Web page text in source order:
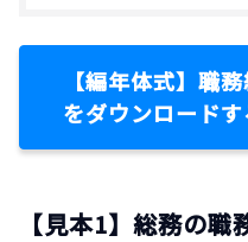
【編年体式】職
をダウンロードす
【見本1】総務の